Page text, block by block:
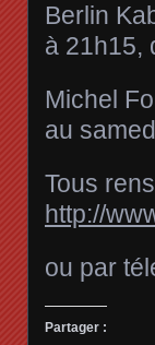
Berlin
à 21h15,
Michel
au
Tous
http://
ou par
Partager :